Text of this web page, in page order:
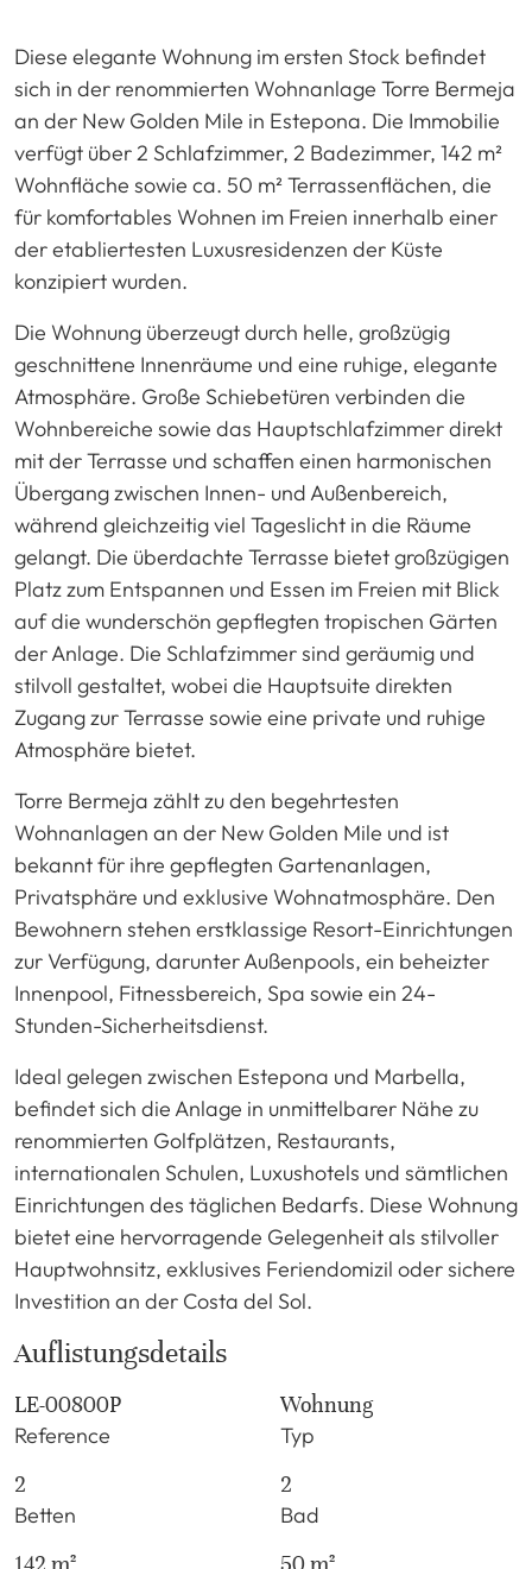
Diese elegante Wohnung im ersten Stock befindet
sich in der renommierten Wohnanlage Torre Bermeja
an der New Golden Mile in Estepona. Die Immobilie
verfügt über 2 Schlafzimmer, 2 Badezimmer, 142 m²
Wohnfläche sowie ca. 50 m² Terrassenflächen, die
für komfortables Wohnen im Freien innerhalb einer
der etabliertesten Luxusresidenzen der Küste
konzipiert wurden.
Die Wohnung überzeugt durch helle, großzügig
geschnittene Innenräume und eine ruhige, elegante
Atmosphäre. Große Schiebetüren verbinden die
Wohnbereiche sowie das Hauptschlafzimmer direkt
mit der Terrasse und schaffen einen harmonischen
Übergang zwischen Innen- und Außenbereich,
während gleichzeitig viel Tageslicht in die Räume
gelangt. Die überdachte Terrasse bietet großzügigen
Platz zum Entspannen und Essen im Freien mit Blick
auf die wunderschön gepflegten tropischen Gärten
der Anlage. Die Schlafzimmer sind geräumig und
stilvoll gestaltet, wobei die Hauptsuite direkten
Zugang zur Terrasse sowie eine private und ruhige
Atmosphäre bietet.
Torre Bermeja zählt zu den begehrtesten
Wohnanlagen an der New Golden Mile und ist
bekannt für ihre gepflegten Gartenanlagen,
Privatsphäre und exklusive Wohnatmosphäre. Den
Bewohnern stehen erstklassige Resort-Einrichtungen
zur Verfügung, darunter Außenpools, ein beheizter
Innenpool, Fitnessbereich, Spa sowie ein 24-
Stunden-Sicherheitsdienst.
Ideal gelegen zwischen Estepona und Marbella,
befindet sich die Anlage in unmittelbarer Nähe zu
renommierten Golfplätzen, Restaurants,
internationalen Schulen, Luxushotels und sämtlichen
Einrichtungen des täglichen Bedarfs. Diese Wohnung
bietet eine hervorragende Gelegenheit als stilvoller
Hauptwohnsitz, exklusives Feriendomizil oder sichere
Investition an der Costa del Sol.
Auflistungsdetails
LE-00800P
Reference
Wohnung
Typ
2
Betten
2
Bad